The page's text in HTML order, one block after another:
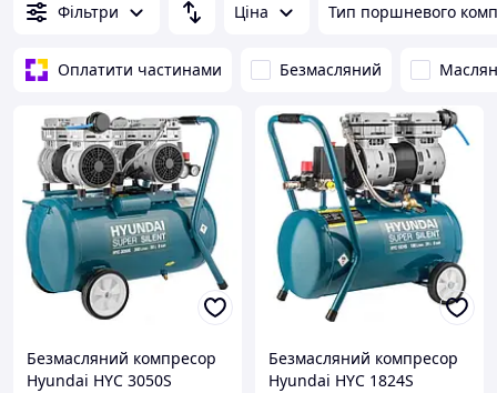
Фільтри Ціна Тип поршневого
Оплатити частинами Безмасляний
Безмасляний компресор
Hyundai HYC 3050S
Безмасляний компресор
Hyundai HYC 1824S